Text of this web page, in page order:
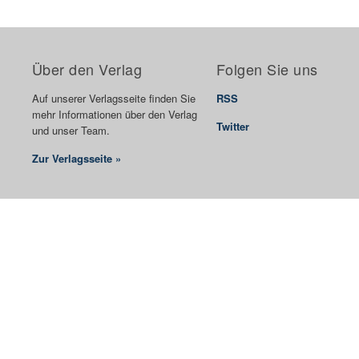
Über den Verlag
Auf unserer Verlagsseite finden Sie
mehr Informationen über den Verlag
und unser Team.
Zur Verlagsseite »
Folgen Sie uns
RSS
Twitter